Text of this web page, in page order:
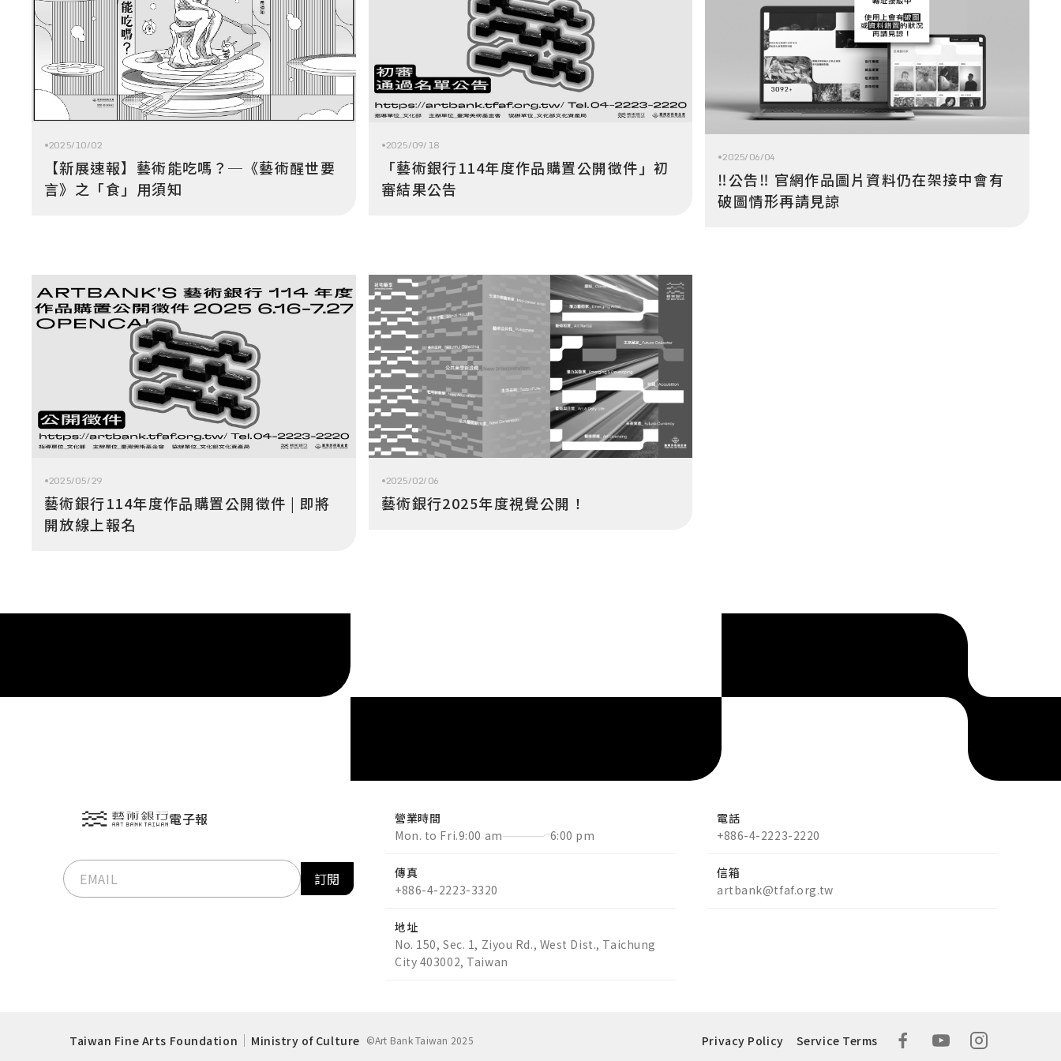
2025/10/02
【新展速報】藝術能吃嗎？─《藝術醒世要
言》之「食」用須知
2025/09/18
「藝術銀行114年度作品購置公開徵件」初
審結果公告
2025/06/04
‼️公告‼️ 官網作品圖片資料仍在架接中會有
破圖情形再請見諒
2025/05/29
藝術銀行114年度作品購置公開徵件 | 即將
開放線上報名
2025/02/06
藝術銀行2025年度視覺公開！
電子報
訂閱
營業時間
Mon. to Fri.9:00 am 6:00 pm
電話
+886-4-2223-2220
傳真
+886-4-2223-3320
信箱
artbank@tfaf.org.tw
地址
No. 150, Sec. 1, Ziyou Rd., West Dist., Taichung
City 403002, Taiwan
Taiwan Fine Arts Foundation Ministry of Culture ©Art Bank Taiwan 2025 Privacy Policy Service Terms